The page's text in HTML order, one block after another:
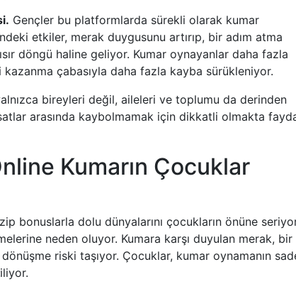
Gençler bu platformlarda sürekli olarak kumar
etkiler, merak duygusunu artırıp, bir adım atma
döngü haline geliyor. Kumar oynayanlar daha fazla
çabasıyla daha fazla kayba sürükleniyor.
bireyleri değil, aileleri ve toplumu da derinden
arasında kaybolmamak için dikkatli olmakta
Kumarın Çocuklar
bonuslarla dolu dünyalarını çocukların önüne
neden oluyor. Kumara karşı duyulan merak, bir
riski taşıyor. Çocuklar, kumar oynamanın